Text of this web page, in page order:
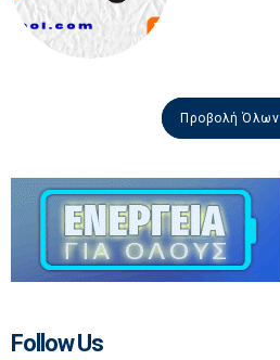
Προβολή Όλων
Follow Us